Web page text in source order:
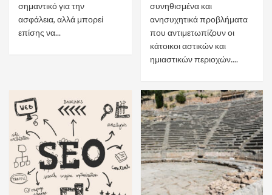
σημαντικό για την
ασφάλεια, αλλά μπορεί
επίσης να...
συνηθισμένα και
ανησυχητικά προβλήματα
που αντιμετωπίζουν οι
κάτοικοι αστικών και
ημιαστικών περιοχών....